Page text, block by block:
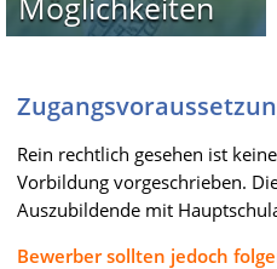
Rein rechtlich gesehen ist
Vorbildung vorgeschrieben.
Auszubildende mit
Bewerber sollten jedoch